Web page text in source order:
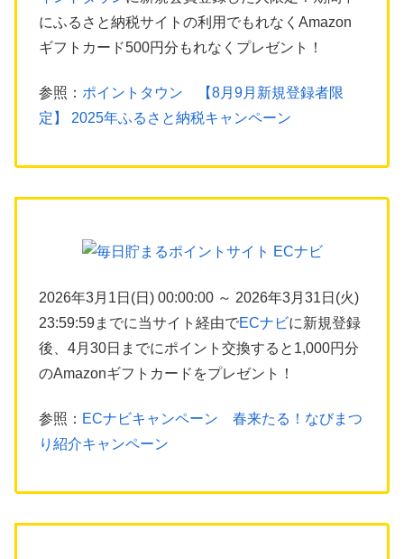
にふるさと納税サイトの利用でもれなくAmazon
ギフトカード500円分もれなくプレゼント！
参照： ポイントタウン 【8月9月新規登録者限
定】 2025年ふるさと納税キャンペーン
2026年3月1日(日) 00:00:00 ～ 2026年3月31日(火)
23:59:59までに当サイト経由でECナビに新規登録
後、4月30日までにポイント交換すると1,000円分
のAmazonギフトカードをプレゼント！
参照： ECナビキャンペーン 春来たる！なびまつ
り紹介キャンペーン